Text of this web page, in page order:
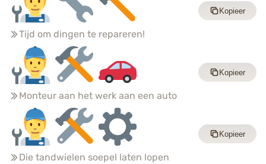
Tijd om dingen te repareren!
Kopieer
Monteur aan het werk aan een auto
Kopieer
Die tandwielen soepel laten lopen
Kopieer